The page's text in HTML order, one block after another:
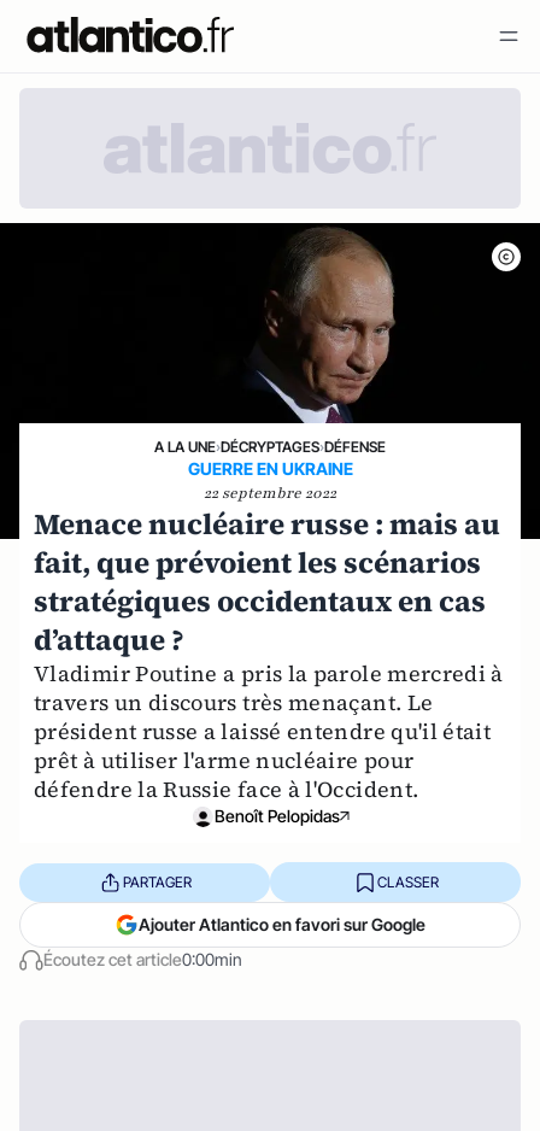
A LA UNE›DÉCRYPTAGES›DÉFENSE
GUERRE EN UKRAINE
22 septembre 2022
Menace nucléaire russe : mais au
fait, que prévoient les scénarios
stratégiques occidentaux en cas
d’attaque ?
Vladimir Poutine a pris la parole mercredi à
travers un discours très menaçant. Le
président russe a laissé entendre qu'il était
prêt à utiliser l'arme nucléaire pour
défendre la Russie face à l'Occident.
Benoît Pelopidas
Écoutez cet article0:00min
PARTAGER CLASSER
Ajouter Atlantico en favori sur Google